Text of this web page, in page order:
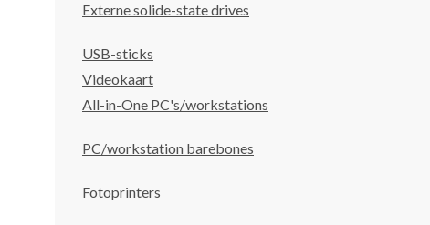
Externe solide-state drives
USB-sticks
Videokaart
All-in-One PC's/workstations
PC/workstation barebones
Fotoprinters